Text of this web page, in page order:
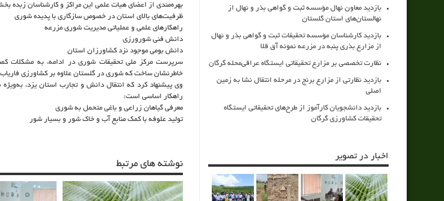
بهره‌مندی از اعضای هیات علمی این مراکز و کارشناسان زبده
ظرفیت‌های بالای استان در خصوص سازگاری با پدیده شوری
راهکارهای علمی و عملیاتی مدیریت شوری مزرعه
دانش فنی شورورزی
دانش بومی موجود نزد کشاورزان استان
سرپرست مرکز ملی تحقیقات شوری در ادامه، به مشکلات
خاطرنشان ساخت که شوری در گلستان علاوه بر کشاورزی
وی پیشنهاد کرد که انتقال دانش و تجارب استان یزد،
راهکار اساسی است:
معرفی گیاهان زراعی و باغی متحمل به شوری
تولید علوفه با کمک منابع آب و خاک شور و بسیار شور
نوشته های مرتبط
بازدید معاون نهال مؤسسه ثبت و گواهی بذر و نهال از
نهالستان‌های استان گلستان
بازدید کارشناسان مؤسسه تحقیقات ثبت و گواهی بذر و نهال
از مزارع بذری پنبه در مزرعه نمونه آق قلا
نظارت تخصصی بر مزارع تحقیقاتی ایستگاه عراقی‌محله گرگان
بازدید نظارتی از مزارع برنج در مرحله انتقال نشا به زمین
اصلی
بازدید دانشجویان کارآموز از طرح‌های تحقیقاتی ایستگاه
تحقیقات کشاورزی گرگان
اخبار در تصویر